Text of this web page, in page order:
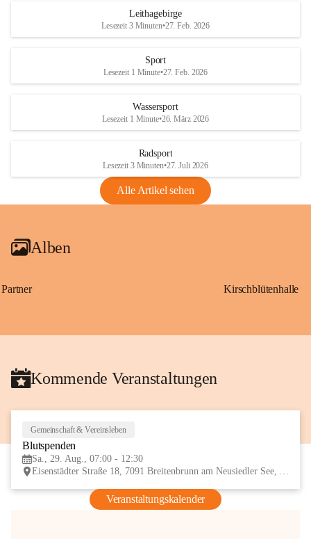
Maßnahmen zur Bekämpfung
Rebe und der Amerikanischen
Anhang VBl. EU Nr. 18
1 Seite•1,4 MB
VBl. EU Nr. 18_2026
Leithagebirge
Lesezeit 3 Minuten•27. Feb. 2026
Sport
Lesezeit 1 Minute•27. Feb. 2026
Wassersport
Lesezeit 1 Minute•26. März 2026
Radsport
Lesezeit 3 Minuten•27. Juli 2026
Alle Artikel sehen
Alben
Partner Kirschblütenhalle
Kommende Veranstaltungen
Gemeinschaft & Vereinsleben
Blutspenden
Sa., 29. Aug., 07:00 - 12:30
Eisenstädter Straße 18, 7091 Breitenbrunn am Neusiedler See, AUT
Veranstaltungskalender